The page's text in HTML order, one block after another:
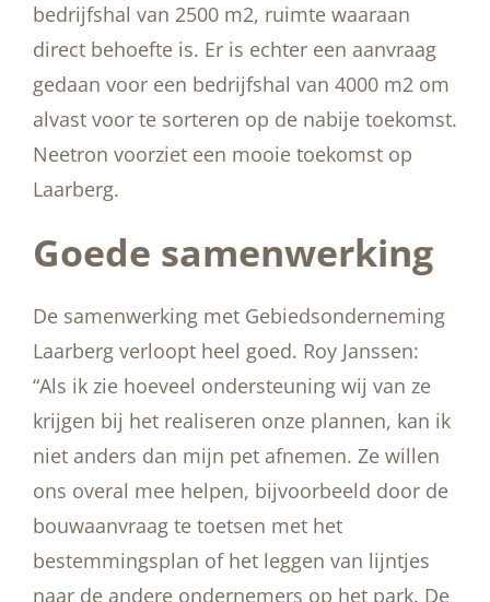
bedrijfshal van 2500 m2, ruimte waaraan
direct behoefte is. Er is echter een aanvraag
gedaan voor een bedrijfshal van 4000 m2 om
alvast voor te sorteren op de nabije toekomst.
Neetron voorziet een mooie toekomst op
Laarberg.
Goede samenwerking
De samenwerking met Gebiedsonderneming
Laarberg verloopt heel goed. Roy Janssen:
“Als ik zie hoeveel ondersteuning wij van ze
krijgen bij het realiseren onze plannen, kan ik
niet anders dan mijn pet afnemen. Ze willen
ons overal mee helpen, bijvoorbeeld door de
bouwaanvraag te toetsen met het
bestemmingsplan of het leggen van lijntjes
naar de andere ondernemers op het park. De